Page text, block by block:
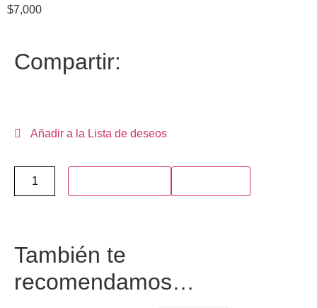
$7,000
Compartir:
Añadir a la Lista de deseos
También te
recomendamos…